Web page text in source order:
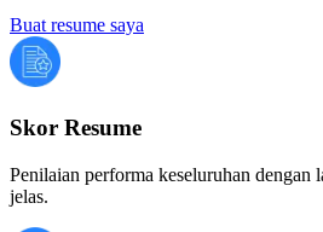
Buat resume saya
Skor Resume
Penilaian performa keseluruhan dengan
jelas.